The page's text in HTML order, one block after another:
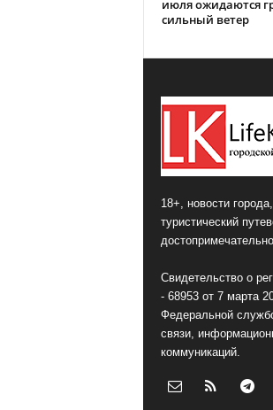
июля ожидаются
сильный ветер
18+, новости
туристический
Свидетельство о
- 68953 от 7 марта
Федеральной
связи,
коммуникаций.